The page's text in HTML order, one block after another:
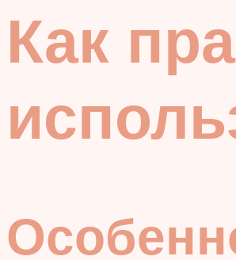
Как